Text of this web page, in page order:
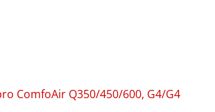
ComfoAir Q350/450/600, G4/G4